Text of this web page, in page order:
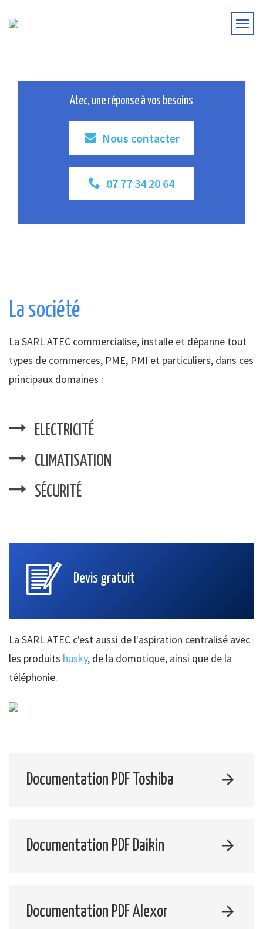
Atec, une réponse à vos besoins
Nous contacter
07 77 34 20 64
La société
La SARL ATEC commercialise, installe et dépanne tout
types de commerces, PME, PMI et particuliers, dans ces
principaux domaines :
ELECTRICITÉ
CLIMATISATION
SÉCURITÉ
Devis gratuit
La SARL ATEC c'est aussi de l'aspiration centralisé avec
les produits husky, de la domotique, ainsi que de la
téléphonie.
Documentation PDF Toshiba
Documentation PDF Daikin
Documentation PDF Alexor